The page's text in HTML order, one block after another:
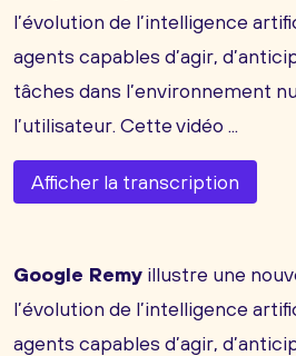
l’évolution de l’intelligence
agents capables d’agir,
tâches dans l’environnement
l’utilisateur. Cette vidéo ...
Afficher la transcription
Google Remy illustre une
l’évolution de l’intelligence
agents capables d’agir,